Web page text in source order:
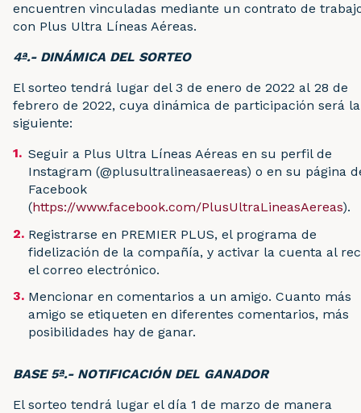
encuentren vinculadas mediante un contrato de
con Plus Ultra Líneas Aéreas.
4ª.- DINÁMICA DEL SORTEO
El sorteo tendrá lugar del 3 de enero de 2022 al 28 de
febrero de 2022, cuya dinámica de participación será la
siguiente:
Seguir a Plus Ultra Líneas Aéreas en su perfil de
Instagram (@plusultralineasaereas) o en su página
Facebook
(https://www.facebook.com/PlusUltraLineasAereas).
Registrarse en PREMIER PLUS, el programa de
fidelización de la compañía, y activar la cuenta al
el correo electrónico.
Mencionar en comentarios a un amigo. Cuanto más
amigo se etiqueten en diferentes comentarios, más
posibilidades hay de ganar.
BASE 5ª.- NOTIFICACIÓN DEL GANADOR
El sorteo tendrá lugar el día 1 de marzo de manera